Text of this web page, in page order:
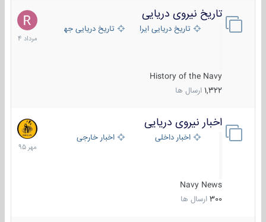
تاریخ نیروی دریایی
تاریخ دریایی ایران تاریخ دریایی جهان
History of the Navy
1,322 ارسال ها
16
مرداد
1404
اخبار نیروی دریایی
اخبار داخلی اخبار خارجی
Navy News
300 ارسال ها
27
مهر
1395